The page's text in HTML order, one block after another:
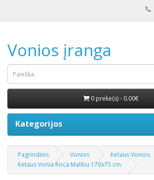
Vonios įranga
0 prekė(s) - 0.00€
Kategorijos
Pagrindinis Vonios
Ketaus Vonios
Ketaus Vonia Roca Malibu 170x75 cm.